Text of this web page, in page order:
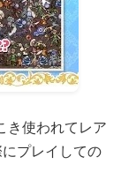
き使われてレア
プレイしての